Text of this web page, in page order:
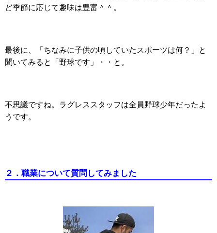
ど季節に応じて趣味は豊富＾＾。
最後に、「ちなみに子供の頃していたスポーツは何？」と
聞いてみると「野球です」・・と。
不思議ですね。ラグレススタッフは全員野球少年だったよ
うです。
２．職業について質問してみました